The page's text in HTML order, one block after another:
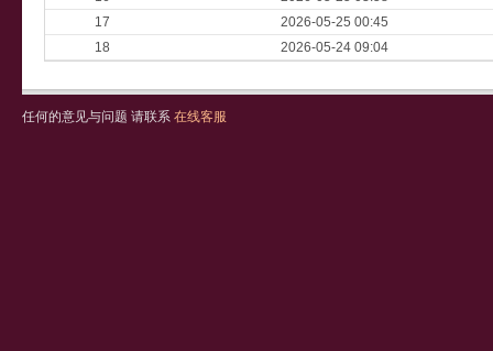
17
2026-05-25 00:45
18
2026-05-24 09:04
任何的意见与问题 请联系 在线客服